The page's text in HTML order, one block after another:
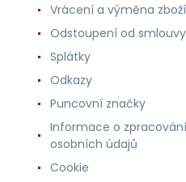
Vrácení a výměna zboží
Odstoupení od smlouvy
Splátky
Odkazy
Puncovní značky
Informace o zpracování
osobních údajů
Cookie